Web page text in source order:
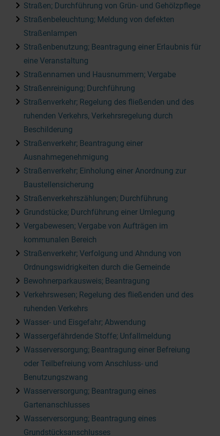
Straßen; Durchführung von Grün- und Gehölzpflege
Straßenbeleuchtung; Meldung von defekten
Straßenlampen
Straßenbenutzung; Beantragung einer Erlaubnis für
eine Veranstaltung
Straßennamen und Hausnummern; Vergabe
Straßenreinigung; Durchführung
Straßenverkehr; Regelung des fließenden und des
ruhenden Verkehrs, Verkehrsregelung durch
Beschilderung
Straßenverkehr; Beantragung einer
Ausnahmegenehmigung
Straßenverkehr; Einholung einer Anordnung zur
Baustellensicherung
Straßenverkehrszählungen; Durchführung
Grundstücke; Durchführung einer Umlegung
Vergabewesen; Vergabe von Aufträgen im
kommunalen Bereich
Straßenverkehr; Verfolgung und Ahndung von
Ordnungswidrigkeiten durch die Gemeinde
Bewohnerparkausweis; Beantragung
Verkehrswesen; Regelung des fließenden und des
ruhenden Verkehrs
Wasser- und Eisgefahr; Abwendung
Wassergefährdende Stoffe; Unfallmeldung
Wasserversorgung; Beantragung einer Befreiung
oder Teilbefreiung vom Anschluss- und
Benutzungszwang
Wasserversorgung; Beantragung eines
Gartenanschlusses
Wasserversorgung; Beantragung eines
Grundstücksanschlusses